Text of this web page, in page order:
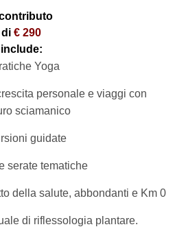
contributo
di € 290
include:
Yoga
personale e viaggi con
sciamanico
guidate
serate tematiche
della salute, abbondanti e Km 0
di riflessologia plantare.